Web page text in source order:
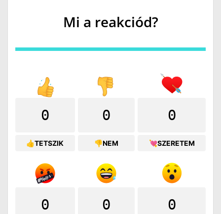
Mi a reakciód?
0
👍TETSZIK
0
👎NEM
0
💘SZERETEM
0 0 0